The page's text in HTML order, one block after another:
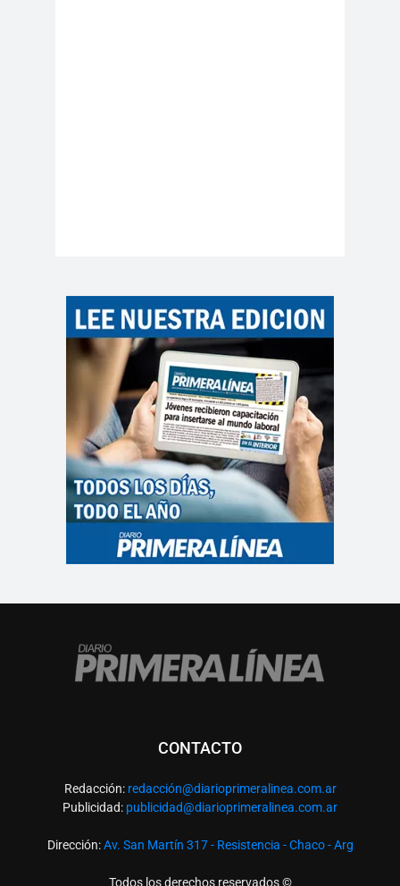
CONTACTO
Redacción: redacción@diarioprimeralinea.com.ar
Publicidad: publicidad@diarioprimeralinea.com.ar
Dirección:Av. San Martín 317 - Resistencia - Chaco - Arg
Todos los derechos reservados ©